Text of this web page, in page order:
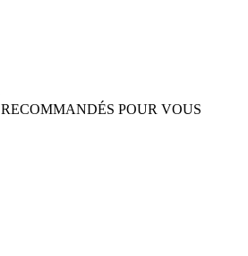
RECOMMANDÉS POUR VOUS